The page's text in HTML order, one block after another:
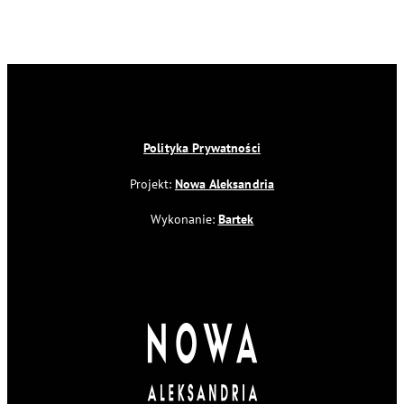
Polityka Prywatności
Projekt: Nowa Aleksandria
Wykonanie: Bartek